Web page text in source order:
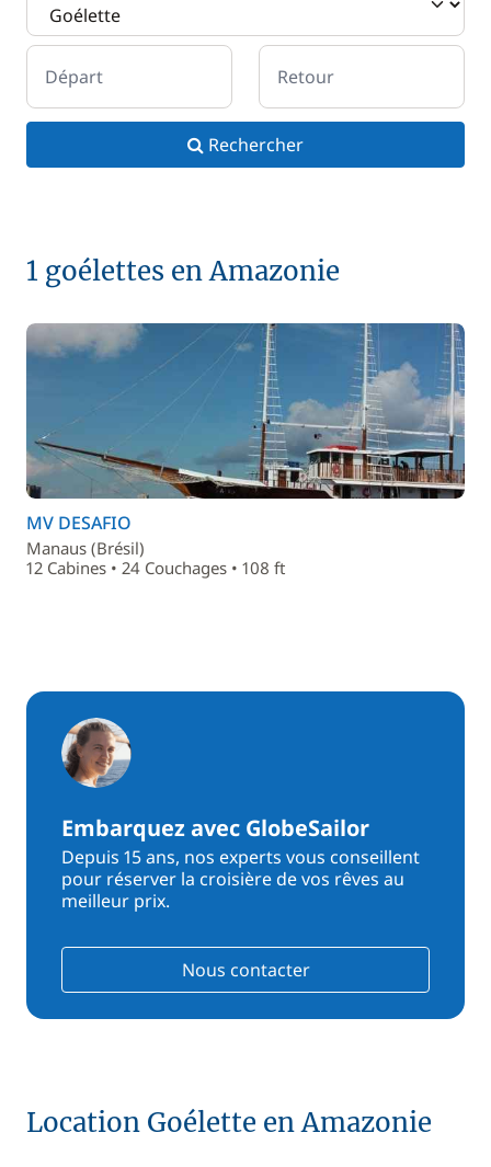
Départ Retour
Rechercher
1 goélettes en Amazonie
MV DESAFIO
Manaus (Brésil)
12 Cabines • 24 Couchages • 108 ft
Embarquez avec GlobeSailor
Depuis 15 ans, nos experts vous conseillent
pour réserver la croisière de vos rêves au
meilleur prix.
Nous contacter
Location Goélette en Amazonie